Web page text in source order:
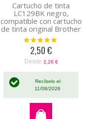
Cartucho de tinta
LC129BK negro,
compatible con cartucho
de tinta original Brother
LC129XLBK
Valoración:
2,50 €
Desde 2,26 €
Recíbelo el
11/08/2026